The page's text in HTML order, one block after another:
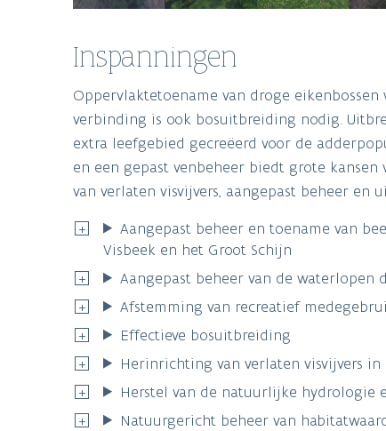
Inspanningen
Oppervlaktetoename van droge
verbinding is ook bosuitbreiding nodig.
extra leefgebied gecreëerd voor de
en een gepast venbeheer biedt grote
van verlaten visvijvers, aangepast beheer
Aangepast beheer en toename van
Visbeek en het Groot Schijn
Aangepast beheer van de waterlopen
Afstemming van recreatief
Effectieve bosuitbreiding
Herinrichting van verlaten visvijvers
Herstel van de natuurlijke hydrologie
Natuurgericht beheer van